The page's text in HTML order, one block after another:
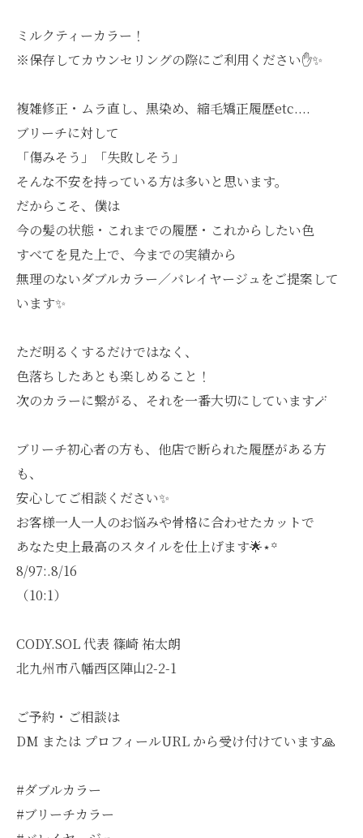
ミルクティーカラー！
※保存してカウンセリングの際にご利用ください✋✨️
複雑修正・ムラ直し、黒染め、縮毛矯正履歴etc....
ブリーチに対して
「傷みそう」「失敗しそう」
そんな不安を持っている方は多いと思います。
だからこそ、僕は
今の髪の状態・これまでの履歴・これからしたい色
すべてを見た上で、今までの実績から
無理のないダブルカラー／バレイヤージュをご提案して
います✨
ただ明るくするだけではなく、
色落ちしたあとも楽しめること！
次のカラーに繋がる、それを一番大切にしています🪄︎︎
ブリーチ初心者の方も、他店で断られた履歴がある方
も、
安心してご相談ください✨
お客様一人一人のお悩みや骨格に合わせたカットで
あなた史上最高のスタイルを仕上げます🌟⋆꙳
8/97:.8/16
（10:1）
CODY.SOL 代表 篠崎 祐太朗
北九州市八幡西区陣山2-2-1
ご予約・ご相談は
DM または プロフィールURL から受け付けています🙏
#ダブルカラー
#ブリーチカラー